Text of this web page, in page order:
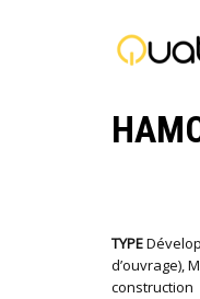
TYPE
d’ouvrage),
construction